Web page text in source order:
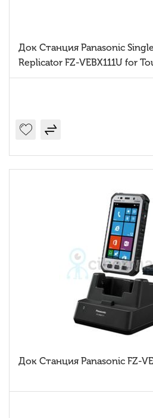
Док Станция Panasonic
Replicator FZ-VEBX111U for
X1
Док Станция Panasonic FZ-